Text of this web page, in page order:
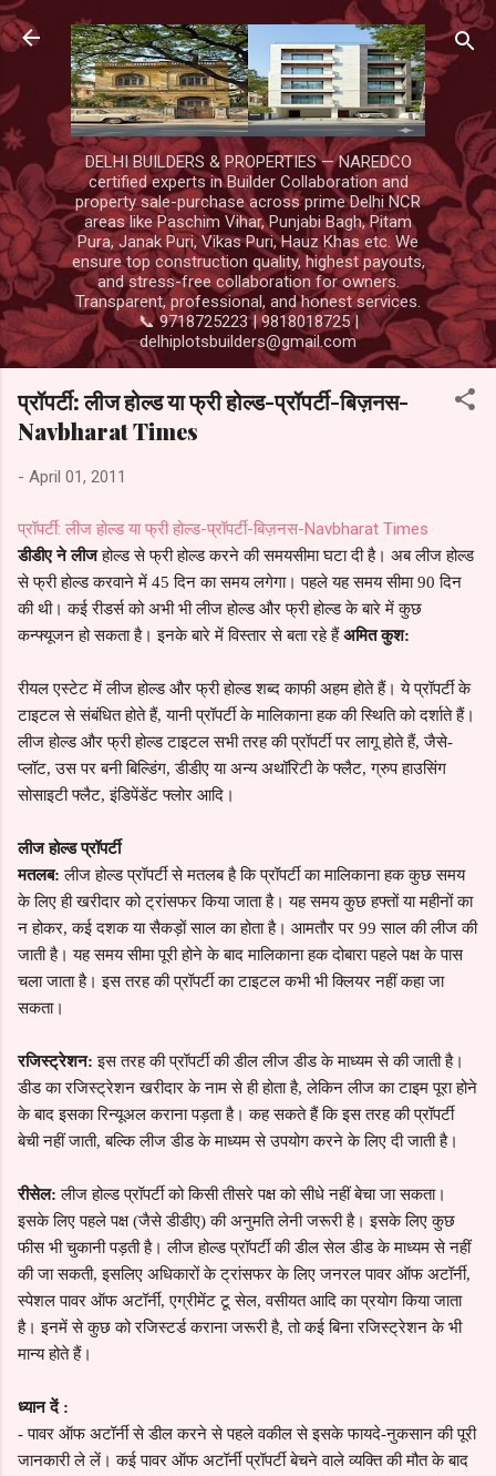
Skip to main content
DELHI BUILDERS & PROPERTIES — NAREDCO
certified experts in Builder Collaboration and
property sale-purchase across prime Delhi NCR
areas like Paschim Vihar, Punjabi Bagh, Pitam
Pura, Janak Puri, Vikas Puri, Hauz Khas etc. We
ensure top construction quality, highest payouts,
and stress-free collaboration for owners.
Transparent, professional, and honest services.
📞 9718725223 | 9818018725 |
delhiplotsbuilders@gmail.com
प्रॉपर्टी: लीज होल्ड या फ्री होल्ड-प्रॉपर्टी-बिज़नस-
Navbharat Times
- April 01, 2011
प्रॉपर्टी: लीज होल्ड या फ्री होल्ड-प्रॉपर्टी-बिज़नस-Navbharat Times
डीडीए ने लीजहोल्ड से फ्री होल्ड करने की समयसीमा घटा दी है। अब लीज होल्ड
से फ्री होल्ड करवाने में 45 दिन का समय लगेगा। पहले यह समय सीमा 90 दिन
की थी। कई रीडर्स को अभी भी लीज होल्ड और फ्री होल्ड के बारे में कुछ
कन्फ्यूजन हो सकता है। इनके बारे में विस्तार से बता रहे हैंअमित कुश:
रीयल एस्टेट में लीज होल्ड और फ्री होल्ड शब्द काफी अहम होते हैं। ये प्रॉपर्टी के
टाइटल से संबंधित होते हैं, यानी प्रॉपर्टी के मालिकाना हक की स्थिति को दर्शाते हैं।
लीज होल्ड और फ्री होल्ड टाइटल सभी तरह की प्रॉपर्टी पर लागू होते हैं, जैसे-
प्लॉट, उस पर बनी बिल्डिंग, डीडीए या अन्य अथॉरिटी के फ्लैट, ग्रुप हाउसिंग
सोसाइटी फ्लैट, इंडिपेंडेंट फ्लोर आदि।
लीज होल्ड प्रॉपर्टी
मतलब:लीज होल्ड प्रॉपर्टी से मतलब है कि प्रॉपर्टी का मालिकाना हक कुछ समय
के लिए ही खरीदार को ट्रांसफर किया जाता है। यह समय कुछ हफ्तों या महीनों का
न होकर, कई दशक या सैकड़ों साल का होता है। आमतौर पर 99 साल की लीज की
जाती है। यह समय सीमा पूरी होने के बाद मालिकाना हक दोबारा पहले पक्ष के पास
चला जाता है। इस तरह की प्रॉपर्टी का टाइटल कभी भी क्लियर नहीं कहा जा
सकता।
रजिस्ट्रेशन:इस तरह की प्रॉपर्टी की डील लीज डीड के माध्यम से की जाती है।
डीड का रजिस्ट्रेशन खरीदार के नाम से ही होता है, लेकिन लीज का टाइम पूरा होने
के बाद इसका रिन्यूअल कराना पड़ता है। कह सकते हैं कि इस तरह की प्रॉपर्टी
बेची नहीं जाती, बल्कि लीज डीड के माध्यम से उपयोग करने के लिए दी जाती है।
रीसेल:लीज होल्ड प्रॉपर्टी को किसी तीसरे पक्ष को सीधे नहीं बेचा जा सकता।
इसके लिए पहले पक्ष (जैसे डीडीए) की अनुमति लेनी जरूरी है। इसके लिए कुछ
फीस भी चुकानी पड़ती है। लीज होल्ड प्रॉपर्टी की डील सेल डीड के माध्यम से नहीं
की जा सकती, इसलिए अधिकारों के ट्रांसफर के लिए जनरल पावर ऑफ अटॉर्नी,
स्पेशल पावर ऑफ अटॉर्नी, एग्रीमेंट टू सेल, वसीयत आदि का प्रयोग किया जाता
है। इनमें से कुछ को रजिस्टर्ड कराना जरूरी है, तो कई बिना रजिस्ट्रेशन के भी
मान्य होते हैं।
ध्यान दें :
-पावर ऑफ अटॉर्नी से डील करने से पहले वकील से इसके फायदे-नुकसान की पूरी
जानकारी ले लें। कई पावर ऑफ अटॉर्नी प्रॉपर्टी बेचने वाले व्यक्ति की मौत के बाद